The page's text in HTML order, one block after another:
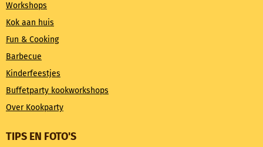
Workshops
Kok aan huis
Fun & Cooking
Barbecue
Kinderfeestjes
Buffetparty kookworkshops
Over Kookparty
TIPS EN FOTO'S